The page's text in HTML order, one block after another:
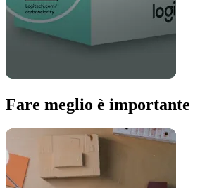
Fare meglio è importante